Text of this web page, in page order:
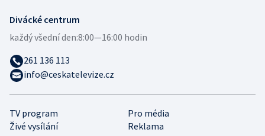
TV program
Pro média
Živé vysílání
Reklama
Divácké centrum
každý všední den:8:00—16:00 hodin
261 136 113
info@ceskatelevize.cz